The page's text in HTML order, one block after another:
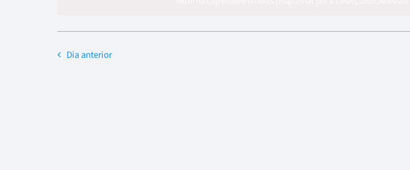
Dia anterior